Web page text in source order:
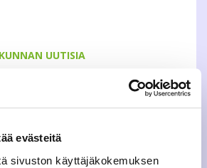
evästeitä
sivuston käyttäjäkokemuksen
UUTISIA
SÄVELLYSKILPAILU | Ke
sävellyskilpailuun ja voita
savellyskilpailu